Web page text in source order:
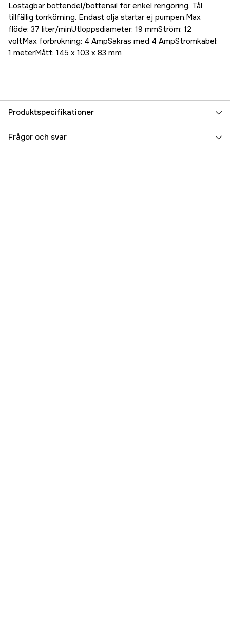
Löstagbar bottendel/bottensil för enkel rengöring. Tål
tillfällig torrkörning. Endast olja startar ej pumpen.Max
flöde: 37 liter/minUtloppsdiameter: 19 mmStröm: 12
voltMax förbrukning: 4 AmpSäkras med 4 AmpStrömkabel:
1 meterMått: 145 x 103 x 83 mm
Produktspecifikationer
Referensnummer 5000021031
Frågor och svar